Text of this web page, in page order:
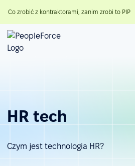
Co zrobić z kontraktorami, zanim zrobi to PIP
HR tech
Czym jest technologia HR?